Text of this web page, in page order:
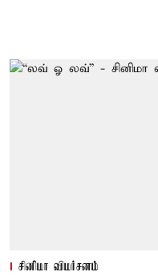
சினிமா விமர்சனம்